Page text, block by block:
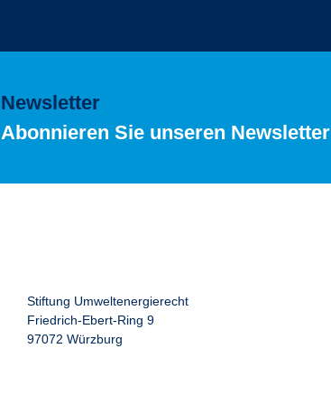
Newsletter
Abonnieren Sie unseren Newsletter
Stiftung Umweltenergierecht
Friedrich-Ebert-Ring 9
97072 Würzburg